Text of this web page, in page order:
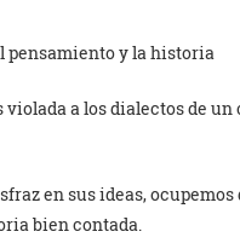
pensamiento y la historia
violada a los dialectos de un
en sus ideas,
bien contada.